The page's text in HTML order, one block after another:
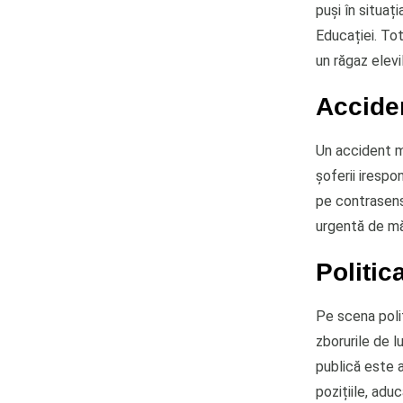
puși în
Educației.
un răgaz
Un accident
șoferii
pe
urgentă de
Pe scena
zborurile de
publică este
pozițiile,